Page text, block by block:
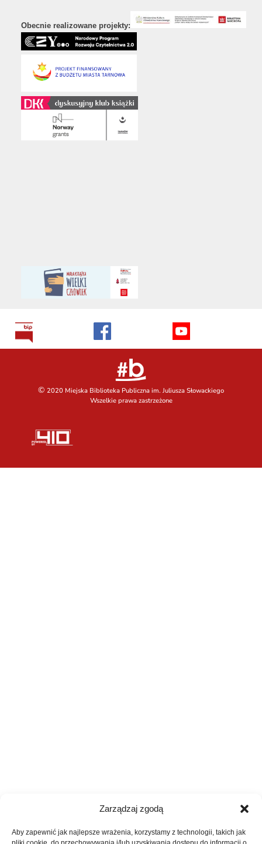
Zarządzaj zgodą
Aby zapewnić jak najlepsze wrażenia, korzystamy z technologii, takich jak
Obecnie realizowane projekty:
© 2020 Miejska Biblioteka Publiczna im. Juliusza Słowackiego
Wszelkie prawa zastrzeżone